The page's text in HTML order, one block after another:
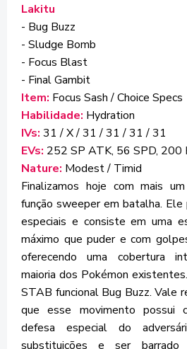
Lakitu
- Bug Buzz
- Sludge Bomb
- Focus Blast
- Final Gambit
Item: Focus Sash / Choice Specs
Habilidade: Hydration
IVs: 31 / X / 31 / 31 / 31 / 31
EVs: 252 SP ATK, 56 SPD, 200
Nature: Modest / Timid
Finalizamos hoje com mais
função sweeper em batalha.
especiais e consiste em uma
máximo que puder e com
oferecendo uma cobertura
maioria dos Pokémon
STAB funcional Bug Buzz. Vale
que esse movimento possui
defesa especial do
substituições e ser